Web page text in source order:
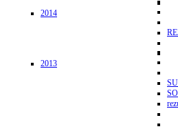
2014
2013